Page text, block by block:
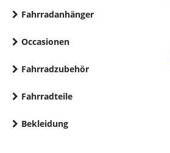
Fahrradanhänger
Occasionen
Fahrradzubehör
Fahrradteile
Bekleidung